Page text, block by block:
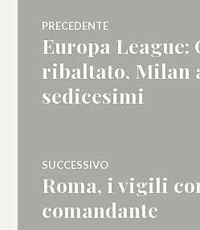
Navigazione
articoli
PRECEDENTE
Articolo
precedente:
Europa League:
ribaltato, Milan
sedicesimi
SUCCESSIVO
Articolo
successivo:
Roma, i vigili
comandante